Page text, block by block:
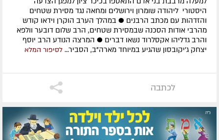
היסטורי ליהודה שומרון וירושלים ומחאה נגד מסירת שטחים
והזדהות עם מכתב הרבנים ● במהלך הערב הוקרן וידאו קודש
מהרבי אודות הסכנה שבמסירת שטחים, הרב שלום דובער וולפא
והרב גדליהו אקסלרוד נשאו דברים ● המרצה הנודע הרב יוסף
יצחק ג'יקובסון שהגיע במיוחד מארה"ב, הסביר... לסיפור המלא
לכתבה